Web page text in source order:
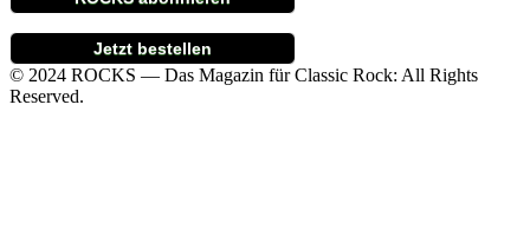
Jetzt bestellen
© 2024 ROCKS — Das Magazin für Classic Rock: All Rights
Reserved.